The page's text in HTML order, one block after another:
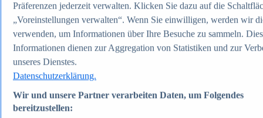
Zum Report
Verkehr & Logistik
Beliebte Statistiken
Aktuelle Statistiken
Anzahl Elektroautos in Deutschland 2006-2026
Neuzulassungen von Elektroautos in Deutschland
2003-2026
Öffentliche Ladepunkte in Deutschland 2017-2026
Anzahl der Autos in Deutschland 1960-2026
Anteil von Elektroautos in Deutschland 2014-2026
Verkehr & Logistik
Präferenzen jederzeit verwalten. Klicken Sie dazu auf die
„Voreinstellungen verwalten“. Wenn Sie einwilligen, werden wir
verwenden, um Informationen über Ihre Besuche zu sammeln.
Informationen dienen zur Aggregation von Statistiken und zur
unseres Dienstes.
Datenschutzerklärung.
Wir und unsere Partner verarbeiten Daten, um Folgendes
bereitzustellen: